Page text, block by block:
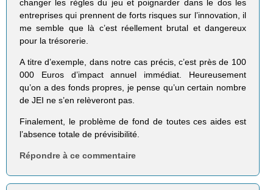
changer les règles du jeu et poignarder dans le dos les
entreprises qui prennent de forts risques sur l’innovation, il
me semble que là c’est réellement brutal et dangereux
pour la trésorerie.
A titre d’exemple, dans notre cas précis, c’est près de 100
000 Euros d’impact annuel immédiat. Heureusement
qu’on a des fonds propres, je pense qu’un certain nombre
de JEI ne s’en relèveront pas.
Finalement, le problème de fond de toutes ces aides est
l’absence totale de prévisibilité.
Répondre à ce commentaire